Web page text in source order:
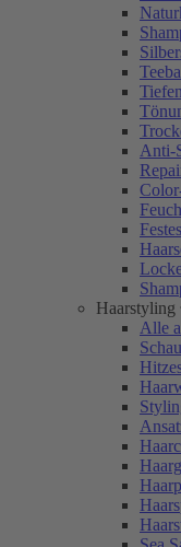
Anti-
Haarstyling
Alle